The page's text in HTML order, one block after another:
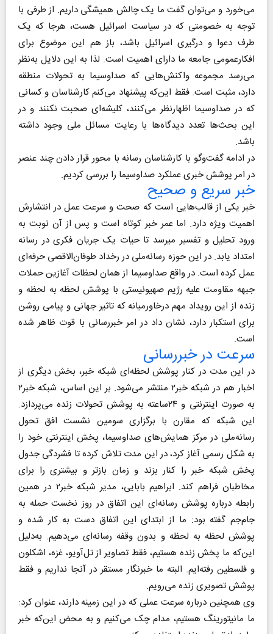
می‌خورد و می‌توان گفت ما یک چالش همیشگی داریم. از طرفی با
توجه به خصومتی که در سیاست اسرائیل هست، هر‌جا که یک
طرف دعوا و درگیری اسرائیل باشد، باز هم این موضوع برای
افکار‌عمومی جامعه ما دارای اهمیت است. لذا به این دلایل به‌نظر
می‌رسد مجموعه واکنش‌هایی که صداوسیما به تحولات منطقه
دارد، مثبت است. فقط این‌که پیشنهاد می‌کنم کارشناسان و کسانی
که در صداوسیما اظهار‌نظر می‌کنند، کلیشه‌ای صحبت نکنند و در
این بحث‌ها تعدد دیدگاه‌ها با رعایت مسائل ملی وجود داشته
باشد.
در ادامه گفت‌وگو با کارشناسان رسانه با محور قرار دادن چند عنصر
در امر پوشش خبری عملکرد صداوسیما را بررسی کردیم.
خبر سریع و صحیح
خبر یکی از قالب‌هایی است که صحت و سرعت عمل در انتشارش
اهمیت ویژه دارد. اما عمر خبر کوتاه است و پس از آن نوبت به
ورود تحلیل و تفسیر می‎رسد تا حیات یک جریان فکری در رسانه
امتداد یابد. در این حوزه رسانه‌ملی در رخداد طوفان‌الاقصی حرفه‌‎ای
عمل کرده است. در واقع صداوسیما از همان لحظات آغازین حملات
جبهه مقاومت علیه رژیم صهیونیستی با پوشش لحظه به لحظه و
زنده از این رویداد مهم درخاورمیانه که تاثیر جهانی و پیامی روشن
برای استکبار دارد، نشان داد در امر خبررسانی با قوت ظاهر شده
است.
سرعت در خبررسانی
در این مدت در کنار پوشش لحظه‌ای شبکه خبر، بخش دیگری از
اخبار هم در شبکه خبر۲ منتشر می‌شود. بر این اساس، شبکه خبر۲
به صورت اینترنتی و ۲۴ساعته به پوشش تحولات زنده می‌پردازد.
این شبکه که مقارن با برگزاری سومین نشست افق تحول
رسانه‌ملی در مرکز همایش‌های صداوسیما، پخش اینترنتی خود را
به شکل رسمی آغاز کرد، در این مدت تلاش کرده تا فشردگی جدول
پخش شبکه خبر را کنار بزند و زمان بازتر و بیشتری را برای
مخاطبان فراهم کند. ابراهیم بابایی، مدیر شبکه خبر۲ در همین
رابطه درباره پوشش رسانه‌ای این اتفاق در روز نخست حمله به
جام‌جم گفته بود: ما از ابتدای این اتفاق دست به کار شده و
پوشش لحظه به لحظه و بدون وقفه رسانه‌ای می‌دهیم. به‌دلیل
این‌که ما پخش زنده هستیم، فقط تصاویر از تل‌آویو، غزه، اشکلون
و فلسطین رفته‌ایم. البته ما خبرنگار مستقر در آنجا نداریم و فقط
پوشش تصویری زنده می‌رویم.
وی همچنین درباره سرعت عملی که در این زمینه دارند، عنوان کرد:
ما مانیتورینگ هستیم، مدام چک می‌کنیم و به محض این‌که خبر